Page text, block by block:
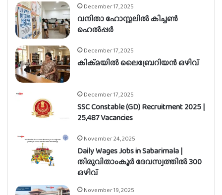
December 17, 2025
വനിതാ ഹോസ്റ്റലിൽ കിച്ചൺ
ഹെൽപ്പർ
December 17, 2025
കിക്മയിൽ ലൈബ്രേറിയൻ ഒഴിവ്
December 17, 2025
SSC Constable (GD) Recruitment 2025 |
25,487 Vacancies
November 24, 2025
Daily Wages Jobs in Sabarimala |
തിരുവിതാംകൂർ ദേവസ്വത്തിൽ 300
ഒഴിവ്
November 19, 2025